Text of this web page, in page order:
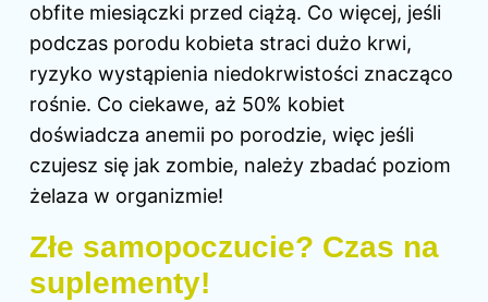
obfite miesiączki przed ciążą. Co więcej, jeśli
podczas porodu kobieta straci dużo krwi,
ryzyko wystąpienia niedokrwistości znacząco
rośnie. Co ciekawe, aż 50% kobiet
doświadcza anemii po porodzie, więc jeśli
czujesz się jak zombie, należy zbadać poziom
żelaza w organizmie!
Złe samopoczucie? Czas na
suplementy!